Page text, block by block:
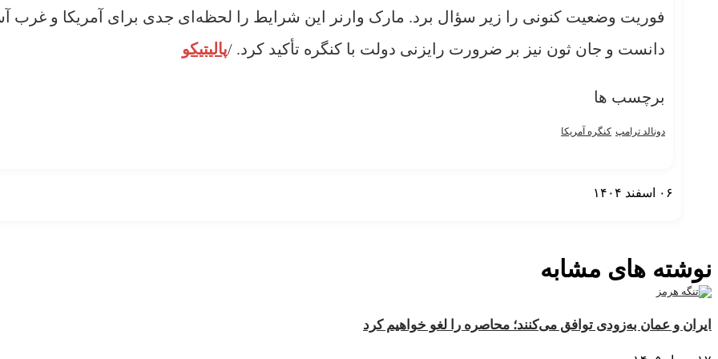
فوریت وضعیت کنونی را زیر سؤال برد. مارک وارنر این شرایط را لحظه‌ای جدی برای آمریکا و غرب
دانست و جان ثون نیز بر ضرورت رایزنی دولت با کنگره تأکید کرد. /پالیتیکو
برچسب ها
دونالد ترامپ کنگره آمریکا
۰۶ اسفند ۱۴۰۴
نوشته های مشابه
ایران و عمان به‌زودی توافق می‌کنند؛ محاصره را لغو خواهیم کرد